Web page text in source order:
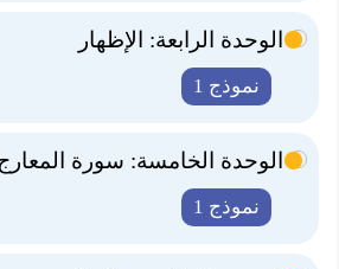
الوحدة الرابعة: الإظهار
نموذج 1
الوحدة الخامسة: سورة
نموذج 1